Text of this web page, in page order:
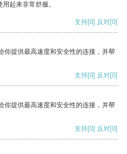
起来非常舒服。
支持[0] 反对[0]
你提供最高速度和安全性的连接，并帮
支持[0] 反对[0]
你提供最高速度和安全性的连接，并帮
支持[0] 反对[0]